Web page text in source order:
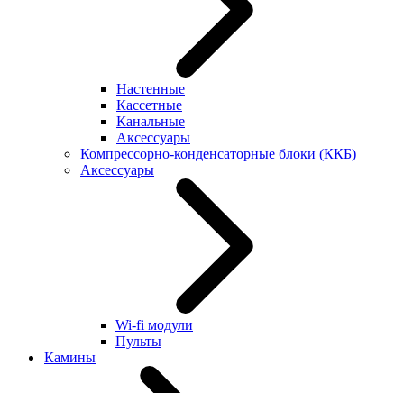
Настенные
Кассетные
Канальные
Аксессуары
Компрессорно-конденсаторные блоки (ККБ)
Аксессуары
Wi-fi модули
Пульты
Камины